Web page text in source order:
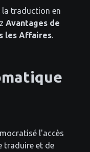
la traduction en
Avantages de
les Affaires
l'accès
traduire et de